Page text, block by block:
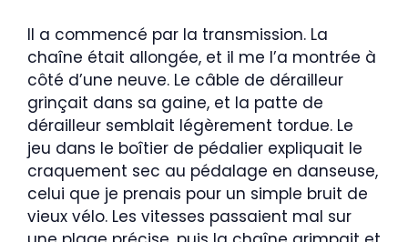
Il a commencé par la transmission. La
chaîne était allongée, et il me l’a montrée à
côté d’une neuve. Le câble de dérailleur
grinçait dans sa gaine, et la patte de
dérailleur semblait légèrement tordue. Le
jeu dans le boîtier de pédalier expliquait le
craquement sec au pédalage en danseuse,
celui que je prenais pour un simple bruit de
vieux vélo. Les vitesses passaient mal sur